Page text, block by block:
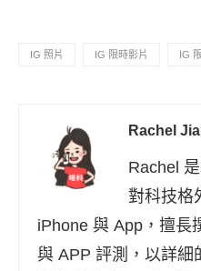
IG 照片 IG 限時影片 IG
Rachel
Rachel
對科技格
iPhone 與 App，擅長
與 APP 評測，以詳細